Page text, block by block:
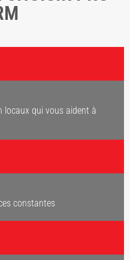
locaux qui vous aident à
constantes